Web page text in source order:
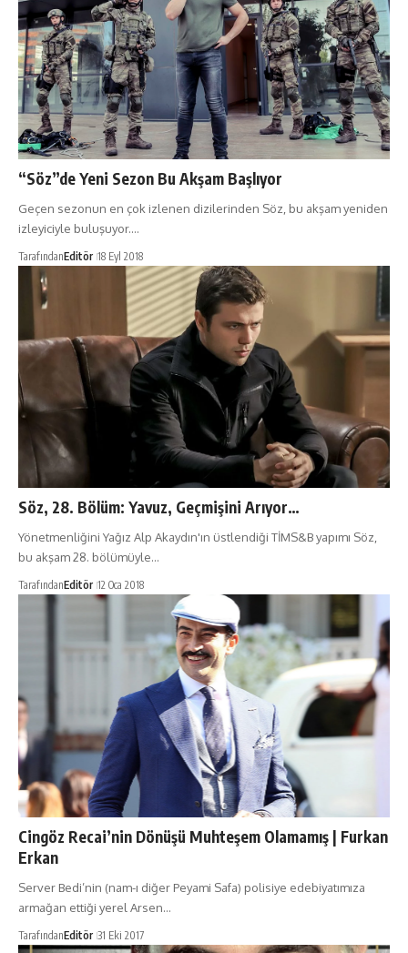
“Söz”de Yeni Sezon Bu Akşam Başlıyor
Geçen sezonun en çok izlenen dizilerinden Söz, bu akşam yeniden
izleyiciyle buluşuyor.…
TarafındanEditör 18 Eyl 2018
Söz, 28. Bölüm: Yavuz, Geçmişini Arıyor…
Yönetmenliğini Yağız Alp Akaydın'ın üstlendiği TİMS&B yapımı Söz,
bu akşam 28. bölümüyle…
TarafındanEditör 12 Oca 2018
Cingöz Recai’nin Dönüşü Muhteşem Olamamış | Furkan
Erkan
Server Bedi’nin (nam-ı diğer Peyami Safa) polisiye edebiyatımıza
armağan ettiği yerel Arsen…
TarafındanEditör 31 Eki 2017